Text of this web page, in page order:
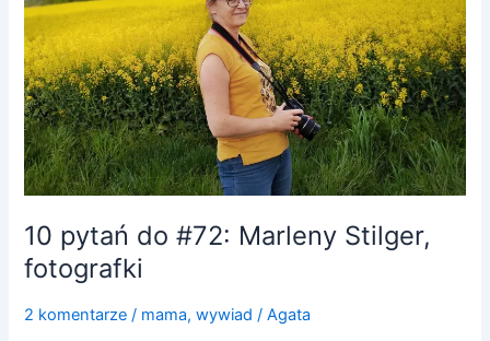
10 pytań do #72: Marleny Stilger,
fotografki
2 komentarze / mama,wywiad /Agata
Stilger,
fotografki